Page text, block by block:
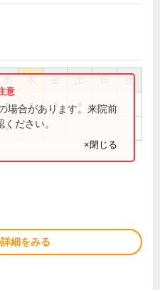
祝
● ● ●
●
場合があります。来院前
ださい。
×閉じる
細をみる